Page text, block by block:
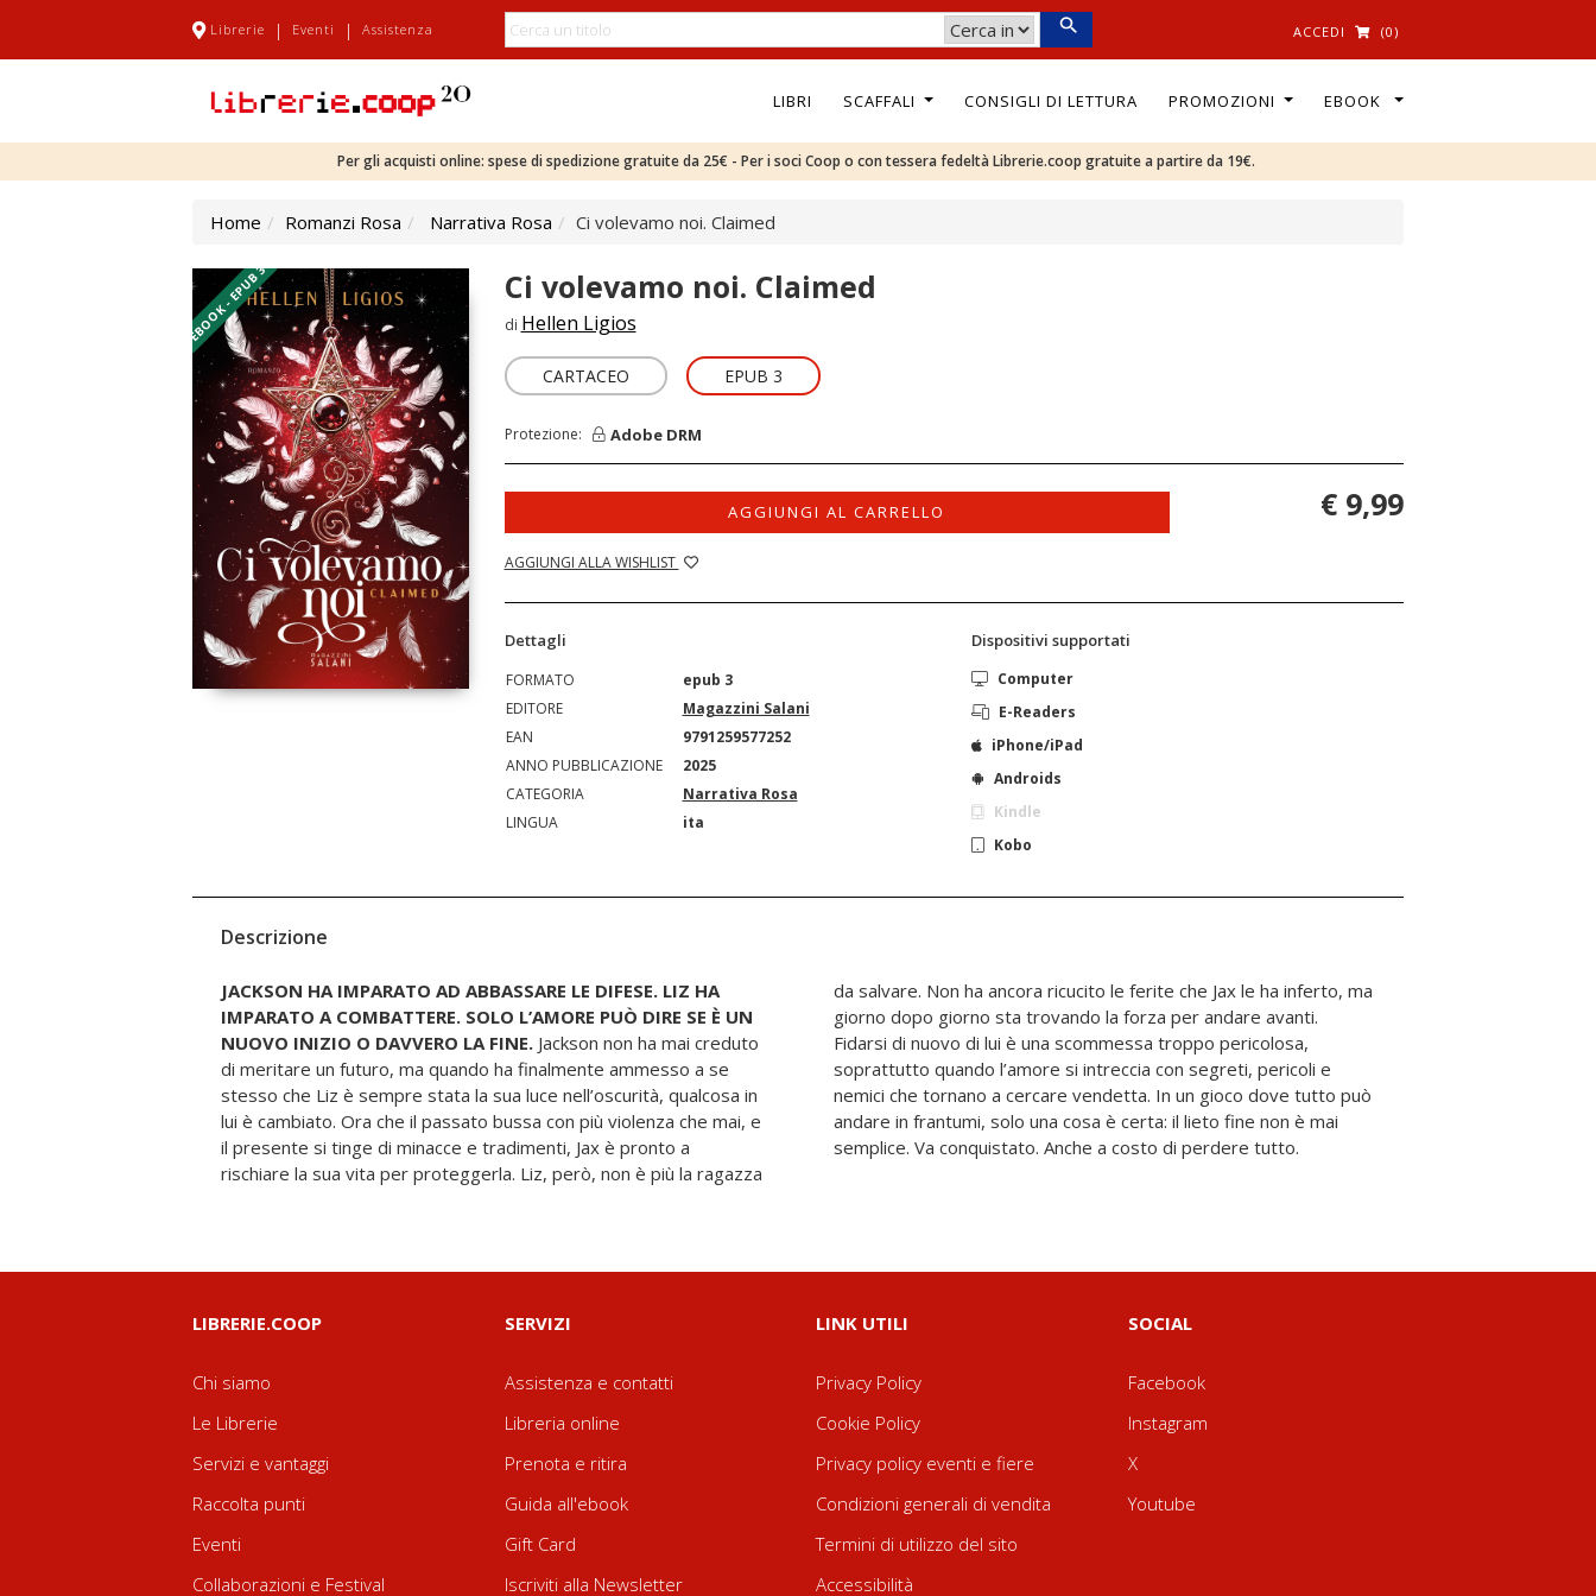
Librerie | Eventi | Assistenza ACCEDI (0)
LIBRI SCAFFALI CONSIGLI DI LETTURA PROMOZIONI EBOOK
Per gli acquisti online: spese di spedizione gratuite da 25€ - Per i soci Coop o con tessera fedeltà Librerie.coop gratuite a partire da 19€.
Home Romanzi Rosa Narrativa Rosa Ci volevamo noi. Claimed
EBOOK - EPUB 3 Ci volevamo noi. Claimed
di Hellen Ligios
CARTACEO EPUB 3
Protezione: Adobe DRM
AGGIUNGI AL CARRELLO
AGGIUNGI ALLA WISHLIST
€ 9,99
Dettagli
FORMATO
epub 3
EDITORE
Magazzini Salani
EAN
9791259577252
ANNO PUBBLICAZIONE
2025
CATEGORIA
Narrativa Rosa
LINGUA
ita
Dispositivi supportati
Computer
E-Readers
iPhone/iPad
Androids
Kindle
Kobo
Descrizione
JACKSON HA IMPARATO AD ABBASSARE LE DIFESE. LIZ HA
IMPARATO A COMBATTERE. SOLO L’AMORE PUÒ DIRE SE È UN
NUOVO INIZIO O DAVVERO LA FINE. Jackson non ha mai creduto
di meritare un futuro, ma quando ha finalmente ammesso a se
stesso che Liz è sempre stata la sua luce nell’oscurità, qualcosa in
lui è cambiato. Ora che il passato bussa con più violenza che mai, e
il presente si tinge di minacce e tradimenti, Jax è pronto a
rischiare la sua vita per proteggerla. Liz, però, non è più la ragazza
da salvare. Non ha ancora ricucito le ferite che Jax le ha inferto, ma
giorno dopo giorno sta trovando la forza per andare avanti.
Fidarsi di nuovo di lui è una scommessa troppo pericolosa,
soprattutto quando l’amore si intreccia con segreti, pericoli e
nemici che tornano a cercare vendetta. In un gioco dove tutto può
andare in frantumi, solo una cosa è certa: il lieto fine non è mai
semplice. Va conquistato. Anche a costo di perdere tutto.
LIBRERIE.COOP
Chi siamo
Le Librerie
Servizi e vantaggi
Raccolta punti
Eventi
Collaborazioni e Festival
SERVIZI
Assistenza e contatti
Libreria online
Prenota e ritira
Guida all'ebook
Gift Card
Iscriviti alla Newsletter
LINK UTILI
Privacy Policy
Cookie Policy
Privacy policy eventi e fiere
Condizioni generali di vendita
Termini di utilizzo del sito
Accessibilità
SOCIAL
Facebook
Instagram
X
Youtube